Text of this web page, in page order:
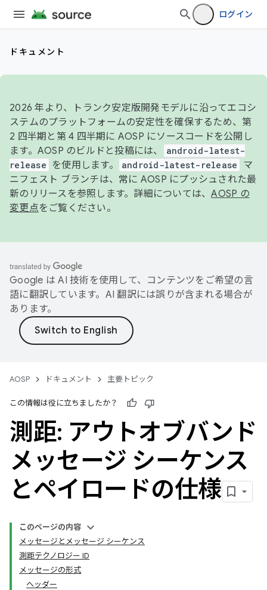
ログイン
ドキュメント
2026 年より、トランク安定版開発モデルに沿ってエコシ
ステムのプラットフォームの安定性を確保するため、第
2 四半期と第 4 四半期に AOSP にソースコードを公開し
ます。AOSP のビルドと投稿には、
android-latest-
release
を使用します。 android-latest-release
マ
ニフェスト ブランチは、常に AOSP にプッシュされた最
新のリリースを参照します。詳細については、AOSP の
変更点をご覧ください。
Google は AI 技術を使用して、コンテンツをご希望の言
語に翻訳しています。AI 翻訳には誤りが含まれる場合が
あります。
AOSP ドキュメント 主要トピック
この情報は役に立ちましたか？
測距: アウトオブバンド
メッセージ シーケンス
とペイロードの仕様
このページの内容
メッセージとメッセージ シーケンス
測距テクノロジー ID
メッセージの形式
ヘッダー